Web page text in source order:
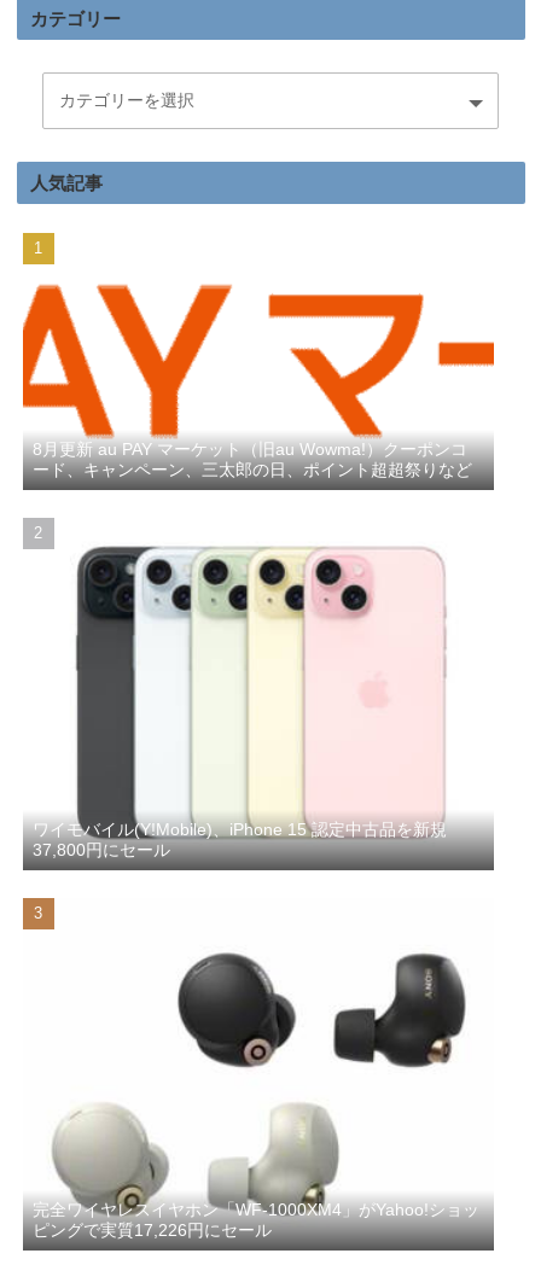
カテゴリー
人気記事
8月更新 au PAY マーケット（旧au Wowma!）クーポンコ
ード、キャンペーン、三太郎の日、ポイント超超祭りなど
ワイモバイル(Y!Mobile)、iPhone 15 認定中古品を新規
37,800円にセール
完全ワイヤレスイヤホン「WF-1000XM4」がYahoo!ショッ
ピングで実質17,226円にセール